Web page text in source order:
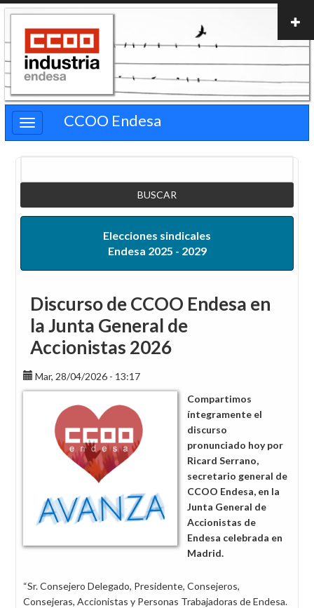
Pasar
contenido
principal
CCOO Endesa
Elecciones sindicales
Endesa 2025 - 2029
Discurso de CCOO Endesa en
la Junta General de
Accionistas 2026
Mar, 28/04/2026 - 13:17
Compartimos
íntegramente el
discurso
pronunciado hoy por
Ricard Serrano,
secretario general de
CCOO Endesa, en la
Junta General de
Accionistas de
Endesa celebrada en
Madrid.
“Sr. Consejero Delegado, Presidente, Consejeros,
Consejeras, Accionistas y Personas Trabajadoras de Endesa.